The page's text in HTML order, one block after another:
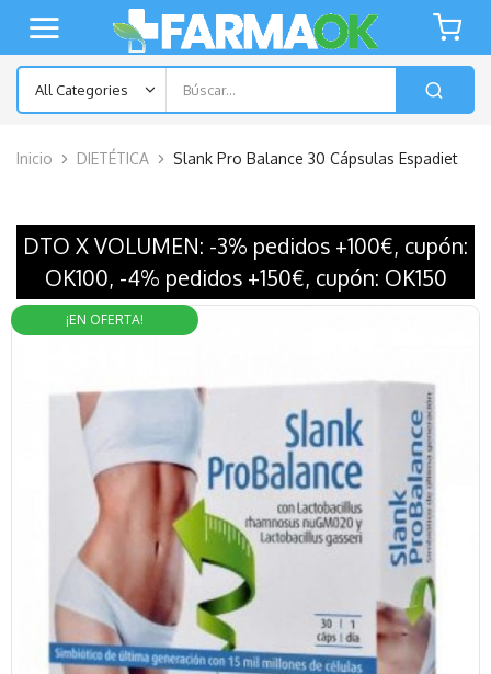
Inicio DIETÉTICA Slank Pro Balance 30 Cápsulas Espadiet
DTO X VOLUMEN: -3% pedidos +100€, cupón:
OK100, -4% pedidos +150€, cupón: OK150
¡EN OFERTA!